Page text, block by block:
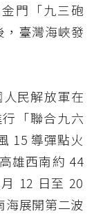
門「九三砲
，臺灣海峽發
民解放軍在
「聯合九六
15 導彈點火
雄西南約 44
12 日至 20
海展開第二波